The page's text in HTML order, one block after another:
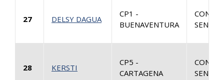
27 DELSY DAGUA
CP1 -
BUENAVENTURA
28 KERSTI
CP5 -
CARTAGENA